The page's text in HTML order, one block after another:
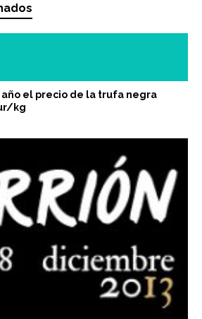
el precio de la trufa negra
kg